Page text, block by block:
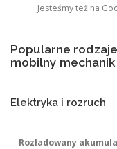
Jesteśmy też na
Popularne
mobilny mechanik
Elektryka i rozruch
Rozładowany